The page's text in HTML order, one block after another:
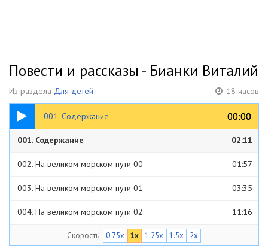
Повести и рассказы - Бианки Виталий
Из раздела Для детей 18 часов
001. Содержание 00:00
00:00
02:11
001. Содержание 02:11
002. На великом морском пути 00 01:57
003. На великом морском пути 01 03:35
004. На великом морском пути 02 11:16
005. На великом морском пути 03
Скорость 0.75x 1x 1.25x 1.5x 2x